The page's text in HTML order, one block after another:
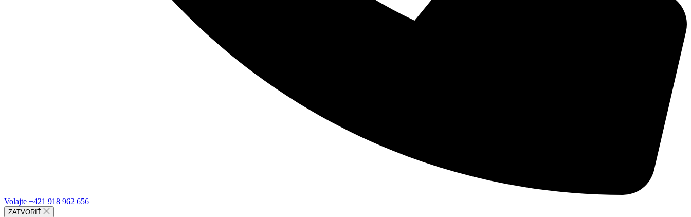
Volajte +421 918 962 656
ZATVORIŤ